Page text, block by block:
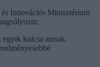
Innovációs Minisztérium
egyik kulcsa annak,